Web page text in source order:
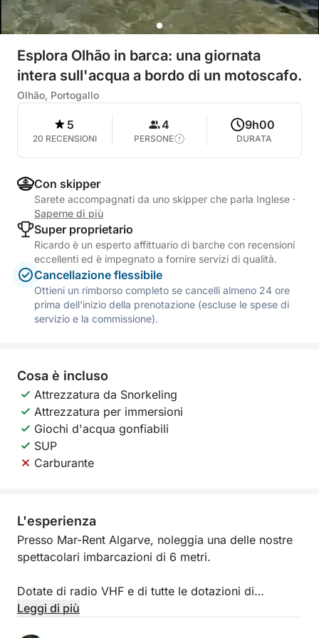
Esplora Olhão in barca: una giornata
intera sull'acqua a bordo di un motoscafo.
Olhão, Portogallo
5
20 RECENSIONI
4
PERSONE
9h00
DURATA
Con skipper
Sarete accompagnati da uno skipper che parla Inglese ·
Saperne di più
Super proprietario
Ricardo è un esperto affittuario di barche con recensioni
eccellenti ed è impegnato a fornire servizi di qualità.
Cancellazione flessibile
Ottieni un rimborso completo se cancelli almeno 24 ore
prima dell'inizio della prenotazione (escluse le spese di
servizio e la commissione).
Cosa è incluso
Attrezzatura da Snorkeling
Attrezzatura per immersioni
Giochi d'acqua gonfiabili
SUP
Carburante
L'esperienza
Presso Mar-Rent Algarve, noleggia una delle nostre
spettacolari imbarcazioni di 6 metri.
Dotate di radio VHF e di tutte le dotazioni di
sicurezza di tipo 3. È necessaria la patente nautica.
Leggi di più